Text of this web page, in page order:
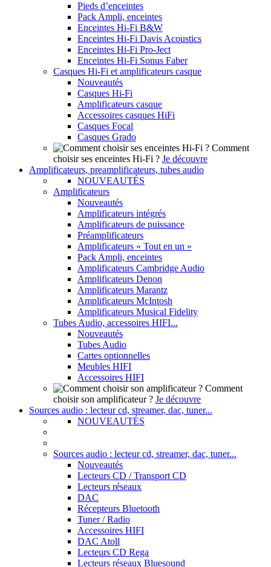
Pieds d’enceintes
Pack Ampli, enceintes
Enceintes Hi-Fi B&W
Enceintes Hi-Fi Davis Acoustics
Enceintes Hi-Fi Pro-Ject
Enceintes Hi-Fi Sonus Faber
Casques Hi-Fi et amplificateurs casque
Nouveautés
Casques Hi-Fi
Amplificateurs casque
Accessoires casques HiFi
Casques Focal
Casques Grado
Comment
choisir ses enceintes Hi-Fi ? Je découvre
Amplificateurs, preamplificateurs, tubes audio
NOUVEAUTÉS
Amplificateurs
Nouveautés
Amplificateurs intégrés
Amplificateurs de puissance
Préamplificateurs
Amplificateurs « Tout en un »
Pack Ampli, enceintes
Amplificateurs Cambridge Audio
Amplificateurs Denon
Amplificateurs Marantz
Amplificateurs McIntosh
Amplificateurs Musical Fidelity
Tubes Audio, accessoires HIFI...
Nouveautés
Tubes Audio
Cartes optionnelles
Meubles HIFI
Accessoires HIFI
Comment
choisir son amplificateur ? Je découvre
Sources audio : lecteur cd, streamer, dac, tuner...
NOUVEAUTÉS
Sources audio : lecteur cd, streamer, dac, tuner...
Nouveautés
Lecteurs CD / Transport CD
Lecteurs réseaux
DAC
Récepteurs Bluetooth
Tuner / Radio
Accessoires HIFI
DAC Atoll
Lecteurs CD Rega
Lecteurs réseaux Bluesound